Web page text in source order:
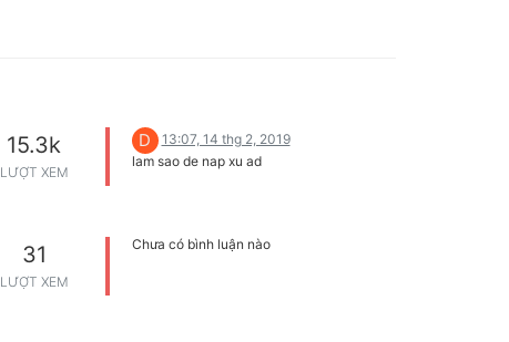
15.3k
LƯỢT XEM
D
13:07, 14 thg 2, 2019
lam sao de nap xu ad
31
LƯỢT XEM
Chưa có bình luận nào